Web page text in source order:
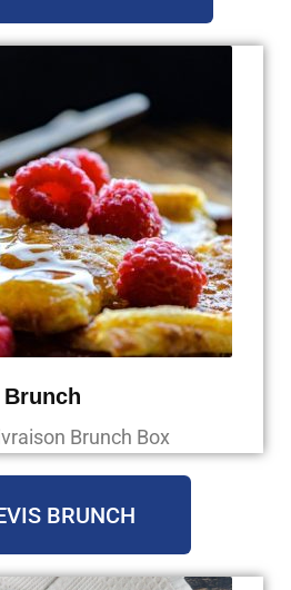
Brunch
Brunch Box
BRUNCH